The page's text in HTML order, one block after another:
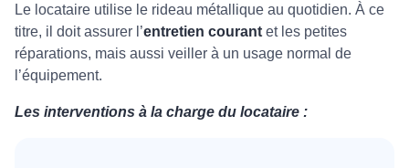
Le locataire utilise le rideau métallique au quotidien. À ce
titre, il doit assurer l’entretien courant et les petites
réparations, mais aussi veiller à un usage normal de
l’équipement.
Les interventions à la charge du locataire :